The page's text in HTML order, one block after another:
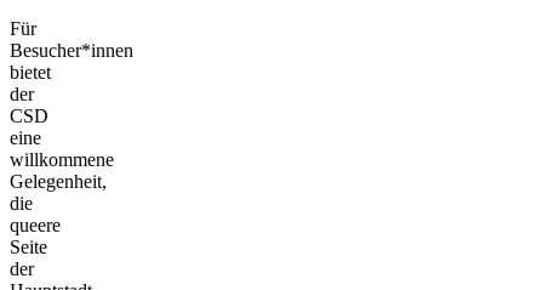
Für
Besucher*innen
bietet
der
CSD
eine
willkommene
Gelegenheit,
die
queere
Seite
der